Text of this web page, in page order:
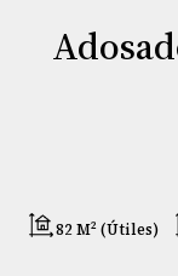
82 M² (útiles)